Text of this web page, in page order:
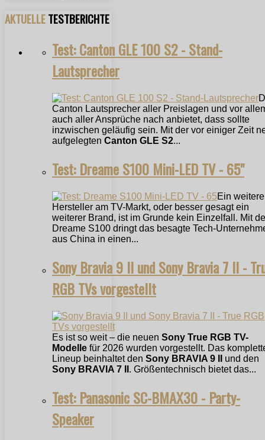
AKTUELLETESTBERICHTE
Test: Canton GLE 100 S2 - Stand-
Lautsprecher
Canton Lautsprecher aller Preislagen und vor
auch aller Ansprüche nach anbietet, dass sollte
inzwischen geläufig sein. Mit der vor einiger Zeit
aufgelegten Canton GLE S2...
Test: Dreame S100 Mini-LED TV - 65"
Ein
Hersteller am TV-Markt, oder besser gesagt ein
weiterer Brand, ist im Grunde kein Einzelfall. Mit
Dreame S100 dringt das besagte Tech-
aus China in einen...
Sony Bravia 9 II und Sony Bravia 7 II -
RGB TVs vorgestellt
Es ist so weit – die neuen Sony True RGB TV-
Modelle für 2026 wurden vorgestellt. Das
Lineup beinhaltet den Sony BRAVIA 9 II
und den
Sony BRAVIA 7 II . Größentechnisch bietet das...
Test: Panasonic SC-BMAX30 - Party-
Speaker